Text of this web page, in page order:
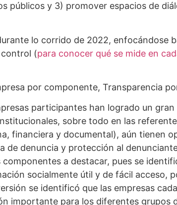
públicos y 3) promover espacios de
lo corrido de 2022, enfocándose
(para conocer qué se mide en
por componente, Transparencia
participantes han logrado un gran
sobre todo en las
financiera y documental), aún tienen
de denuncia y protección al
componentes a destacar, pues se
socialmente útil y de fácil acceso,
se identificó que las empresas
importante para los diferentes grupos